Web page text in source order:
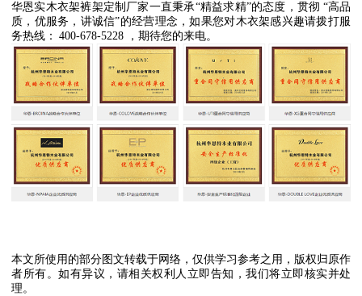
华恩实木衣架裤架定制厂家一直秉承“精益求精”的态度，贯彻 “高品
质，优服务，讲诚信”的经营理念，如果您对木衣架感兴趣请拨打服
务热线： 400-678-5228 ，期待您的来电。
本文所使用的部分图文转载于网络，仅供学习参考之用，版权归原作
者所有。如有异议，请相关权利人立即告知，我们将立即核实并处
理。